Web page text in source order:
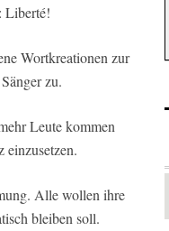
Liberté!
Wortkreationen zur
zu.
Leute kommen
einzusetzen.
Alle wollen ihre
bleiben soll.